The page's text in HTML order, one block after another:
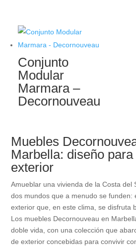
Conjunto
Modular
Marmara –
Decornouveau
Muebles
Marbella: diseño
exterior
Amueblar una vivienda de la Costa del
dos mundos que a menudo se funden:
exterior que, en este clima, se disfruta
Los muebles Decornouveau en
doble vida, con una colección que
de exterior concebidas para convivir